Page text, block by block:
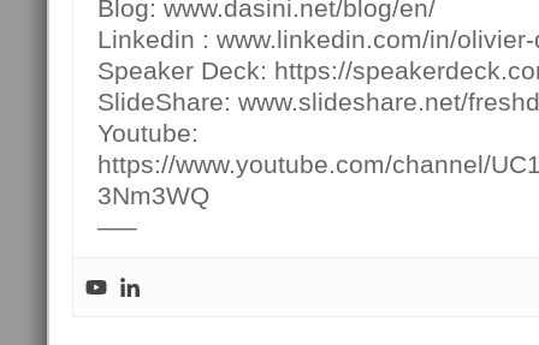
Blog: www.dasini.net/blog/en/
Linkedin : www.linkedin.com/in/
Speaker Deck: https://
SlideShare: www.slideshare.net/
Youtube:
https://www.youtube.com/channel/
3Nm3WQ
—–